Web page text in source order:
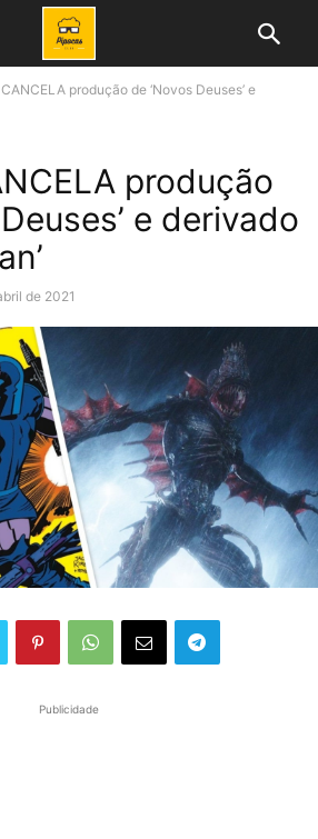
produção de ‘Novos Deuses’ e
produção
e derivado
de 2021
Publicidade